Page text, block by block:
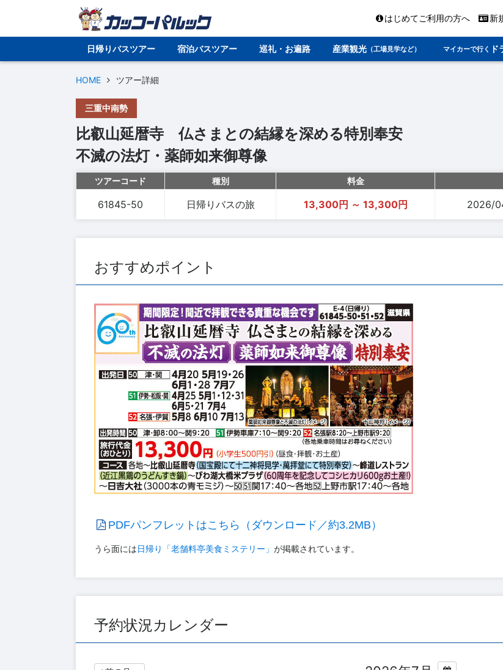
はじめてご利用の方へ 新
日帰りバスツアー 宿泊バスツアー 巡礼・お遍路 産業観光 （工場見学など） マイカーで行く ド
HOME ツアー詳細
三重中南勢
比叡山延暦寺 仏さまとの結縁を深める特別奉安
不滅の法灯・薬師如来御尊像
ツアーコード 種別 料金
61845-50 日帰りバスの旅 13,300円 ～ 13,300円 2026/
おすすめポイント
PDFパンフレットはこちら（ダウンロード／約3.2MB）
うら面には日帰り「老舗料亭美食ミステリー」 が掲載されています。
予約状況カレンダー